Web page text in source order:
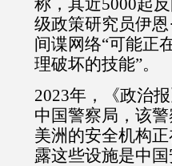
称，其近5000起
级政策研究员伊
间谍网络“可能正
理破坏的技能”。
2023年，《政治
中国警察局，该
美洲的安全机构
露这些设施是中国